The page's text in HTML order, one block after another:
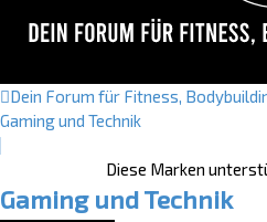
Dein Forum für Fitness,
Gaming und Technik
Diese Marken
Gaming und Technik